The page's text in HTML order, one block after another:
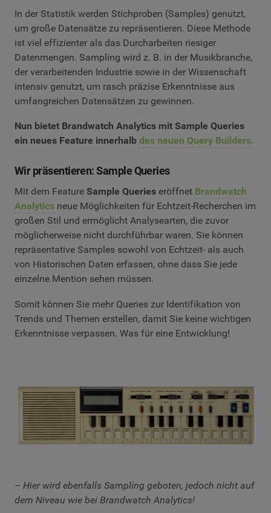
In der Statistik werden Stichproben (Samples) genutzt,
um große Datensätze zu repräsentieren. Diese Methode
ist viel effizienter als das Durcharbeiten riesiger
Datenmengen. Sampling wird z. B. in der Musikbranche,
der verarbeitenden Industrie sowie in der Wissenschaft
intensiv genutzt, um rasch präzise Erkenntnisse aus
umfangreichen Datensätzen zu gewinnen.
Nun bietet Brandwatch Analytics mit Sample Queries
ein neues Feature innerhalb des neuen Query Builders.
Wir präsentieren: Sample Queries
Mit dem Feature Sample Queries eröffnet Brandwatch
Analytics neue Möglichkeiten für Echtzeit-Recherchen im
großen Stil und ermöglicht Analysearten, die zuvor
möglicherweise nicht durchführbar waren. Sie können
repräsentative Samples sowohl von Echtzeit- als auch
von Historischen Daten erfassen, ohne dass Sie jede
einzelne Mention sehen müssen.
Somit können Sie mehr Queries zur Identifikation von
Trends und Themen erstellen, damit Sie keine wichtigen
Erkenntnisse verpassen. Was für eine Entwicklung!
– Hier wird ebenfalls Sampling geboten, jedoch nicht auf
dem Niveau wie bei Brandwatch Analytics!